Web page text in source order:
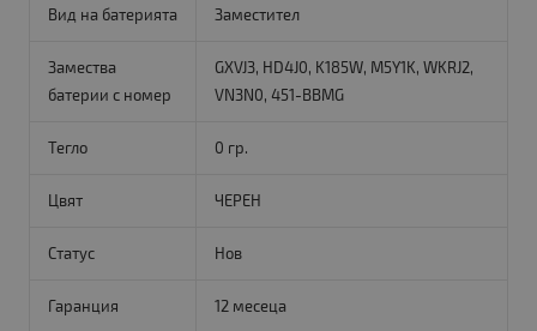
Вид на батерията Заместител
Замества
батерии с номер
GXVJ3, HD4J0, K185W, M5Y1K, WKRJ2,
VN3N0, 451-BBMG
Тегло 0 гр.
Цвят ЧЕРЕН
Статус Нов
Гаранция 12 месеца